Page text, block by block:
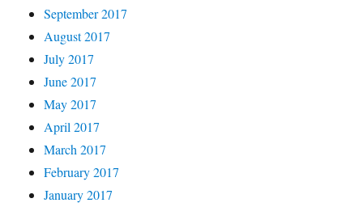
September 2017
August 2017
July 2017
June 2017
May 2017
April 2017
March 2017
February 2017
January 2017